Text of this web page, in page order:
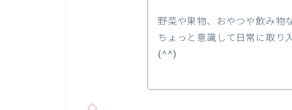
野菜や果物、おやつや飲み物
ちょっと意識して日常に取り
(^^)